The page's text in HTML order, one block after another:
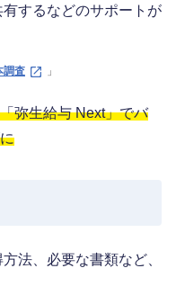
するなどのサポートが
調査 」
弥生給与 Next」でバ
法、必要な書類など、